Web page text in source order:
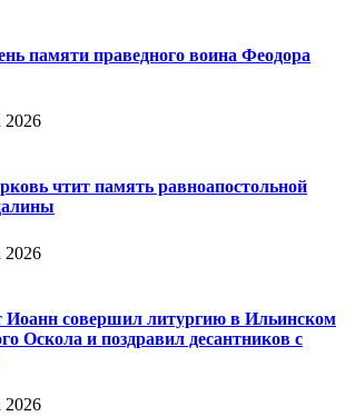
памяти праведного воина Феодора
2026
чтит память равноапостольной
2026
совершил литургию в Ильинском
Оскола и поздравил десантников с
2026